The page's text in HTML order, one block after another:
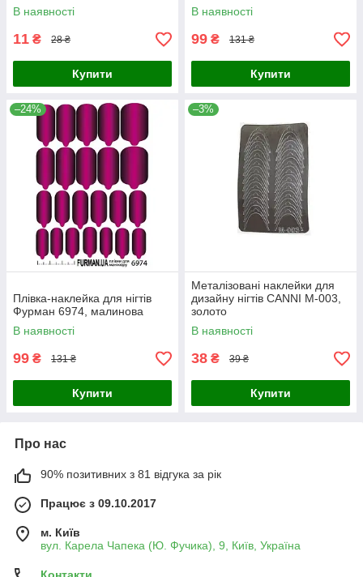
В наявності
11 ₴ 28 ₴
Купити
В наявності
99 ₴ 131 ₴
Купити
–24%
Плівка-наклейка для нігтів
Фурман 6974, малинова
В наявності
99 ₴ 131 ₴
Купити
–3%
Металізовані наклейки для
дизайну нігтів CANNI M-003,
золото
В наявності
38 ₴ 39 ₴
Купити
Про нас
90% позитивних з 81 відгука за рік
Працює з 09.10.2017
м. Київ
вул. Карела Чапека (Ю. Фучика), 9, Київ, Україна